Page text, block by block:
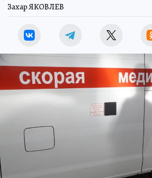
Захар ЯКОВЛЕВ